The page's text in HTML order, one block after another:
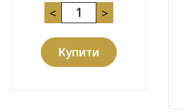
< >
Купити